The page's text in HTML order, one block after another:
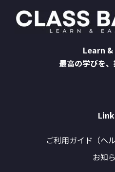
Learn
最高の学びを、
ご利用ガイド（ヘ
お知